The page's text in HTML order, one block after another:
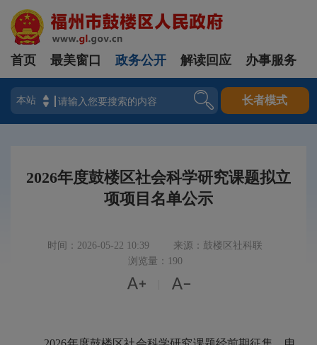
登录
首页 最美窗口 政务公开 解读回应 办事服务
长者模式
2026年度鼓楼区社会科学研究课题拟立
项项目名单公示
时间：2026-05-22 10:39
来源：鼓楼区社科联
浏览量：190
 